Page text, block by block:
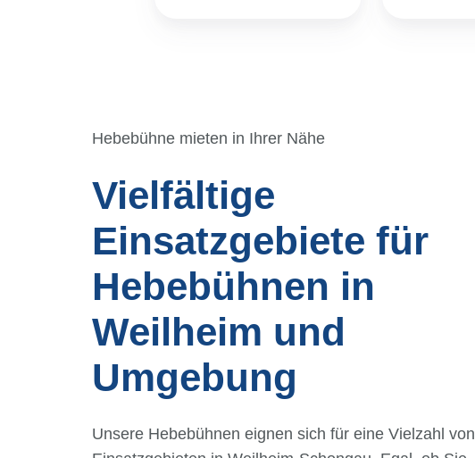
Hebebühne mieten in Ihrer Nähe
Vielfältige
Einsatzgebiete für
Hebebühnen in
Weilheim und
Umgebung
Unsere Hebebühnen eignen sich für eine Vielzahl von